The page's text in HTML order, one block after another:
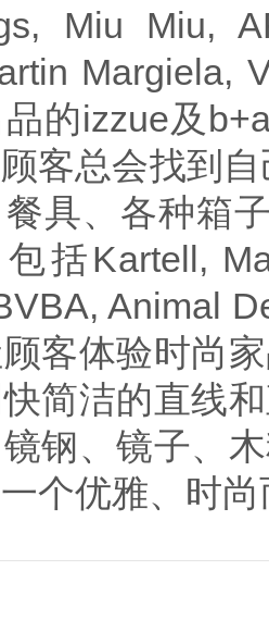
Miu Miu,
Margiela,
的izzue及
顾客总会找到
具、各种箱
括Kartell,
Animal
客体验时尚
简洁的直线
钢、镜子、
个优雅、时